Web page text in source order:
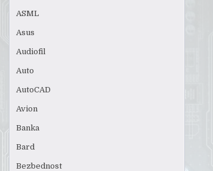
ASML
Asus
Audiofil
Auto
AutoCAD
Avion
Banka
Bard
Bezbednost